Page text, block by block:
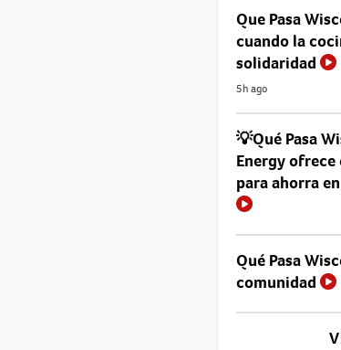
Que Pasa
cuando la
solidaridad
5h ago
💡Qué Pasa
Energy
para ahorra
Qué Pasa
comunidad